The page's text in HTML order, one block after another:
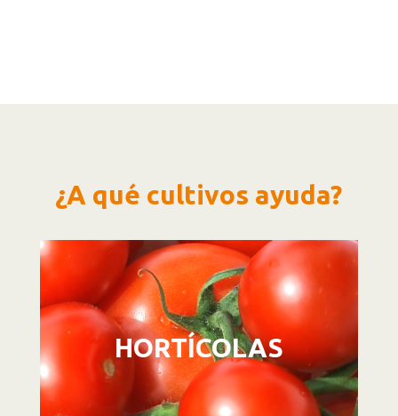
¿A qué cultivos ayuda?
Reproductor
de
HORTÍCOLAS